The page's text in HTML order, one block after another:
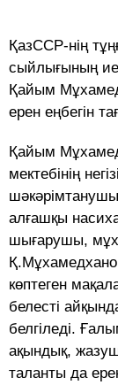
ҚазССР-нің
сыйлығының
Қайым
ерен еңбегін
Қайым
мектебінің
алғашқы
шығарушы,
көптеген
белесті
белгіледі.
ақындық,
таланты да